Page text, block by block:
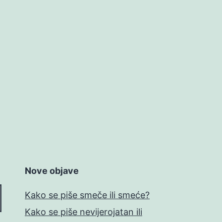
Nove objave
Kako se piše smeče ili smeće?
Kako se piše nevijerojatan ili